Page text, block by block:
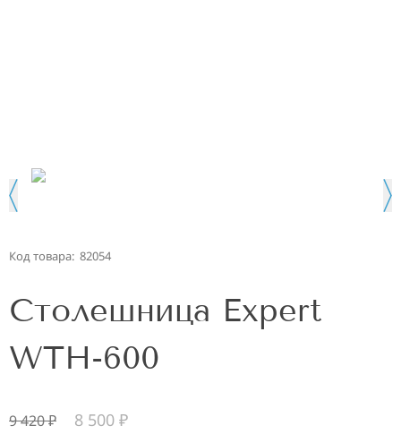
Код товара: 82054
Столешница Expert
WTH-600
9 420₽ 8 500 ₽